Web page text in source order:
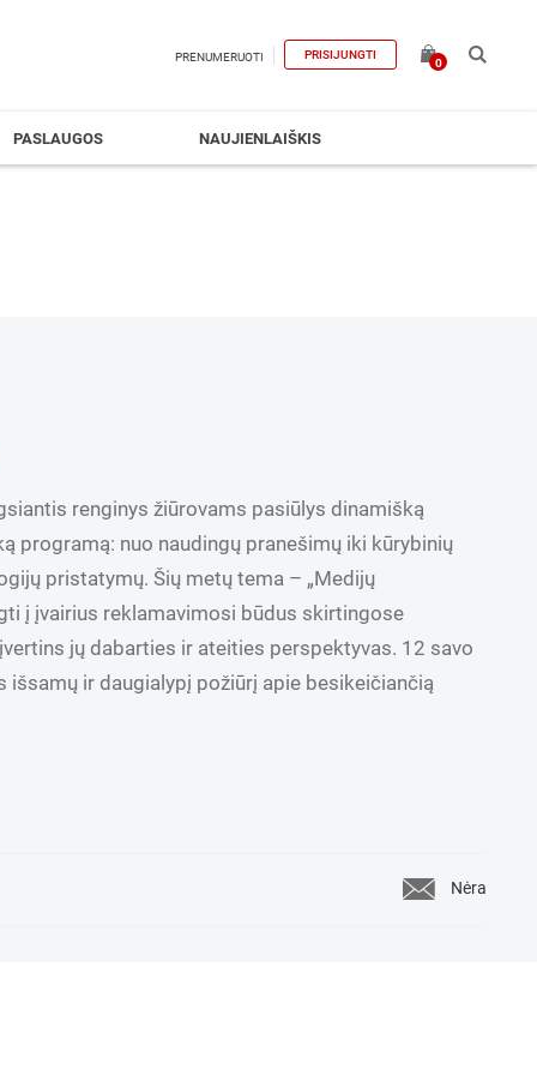
PRENUMERUOTI PRISIJUNGTI
0
PASLAUGOS NAUJIENLAIŠKIS
renginys žiūrovams pasiūlys dinamišką
programą: nuo naudingų pranešimų iki kūrybinių
pristatymų. Šių metų tema – „Medijų
į įvairius reklamavimosi būdus skirtingose
jų dabarties ir ateities perspektyvas. 12 savo
ir daugialypį požiūrį apie besikeičiančią
Nėra